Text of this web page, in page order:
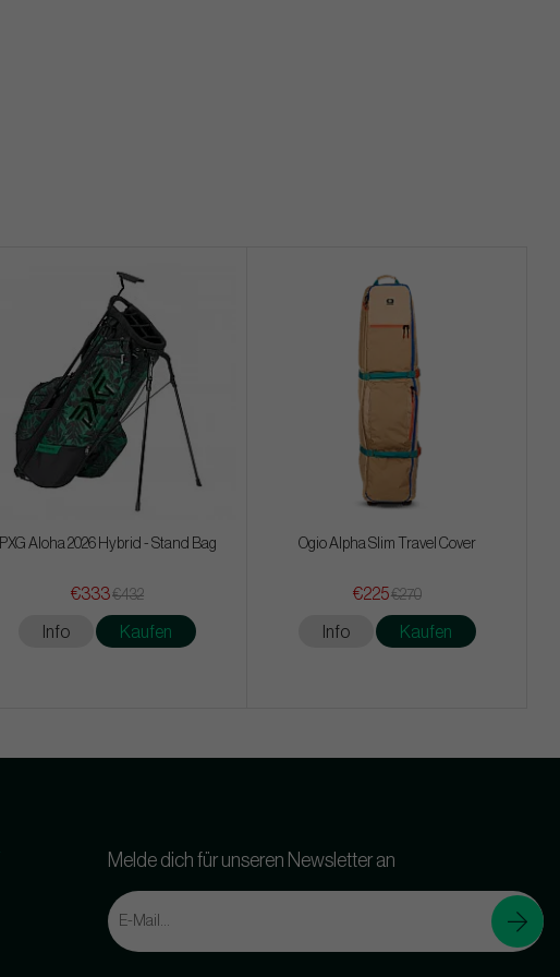
PXG Aloha 2026 Hybrid - Stand Bag
€333€432
Info Kaufen
Ogio Alpha Slim Travel Cover
€225€270
Info Kaufen
Melde dich für unseren Newsletter an